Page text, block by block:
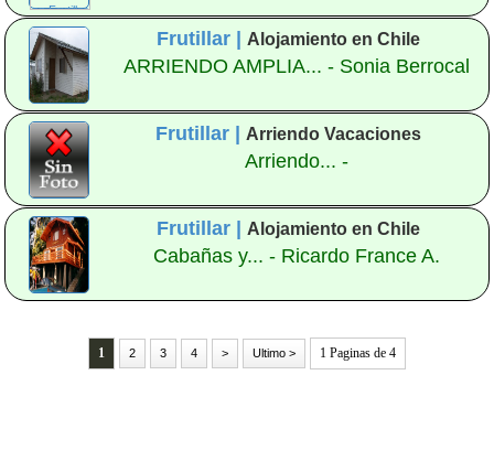
Frutillar |Alojamiento en Chile
ARRIENDO AMPLIA... - Sonia Berrocal
Frutillar |Arriendo Vacaciones
Arriendo... -
Frutillar |Alojamiento en Chile
Cabañas y... - Ricardo France A.
1 2 3 4 > Ultimo > 1 Paginas de 4